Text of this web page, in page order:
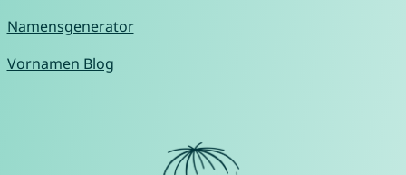
Namensgenerator
Vornamen Blog